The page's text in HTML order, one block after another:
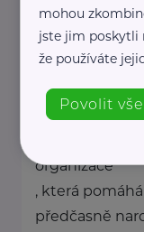
Nadační fond
narozené děti
Nadační fond
narozené děti
organizace
, která
předčasně
mohou
jste jim poskytli
že používáte
Povolit vše